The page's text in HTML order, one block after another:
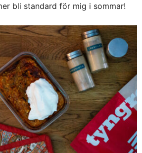
bli standard för mig i sommar!